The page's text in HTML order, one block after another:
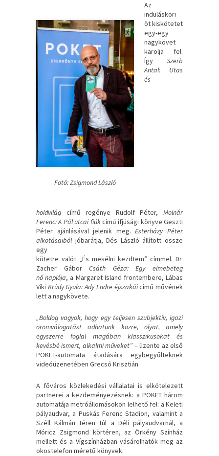
Fotó: Zsigmond László
Az
induláskori
öt kiskötetet
egy-egy
nagykövet
karolja fel.
Így Szerb
Antal: Utas
és
holdvilág című regénye Rudolf Péter,Molnár
Ferenc: A Pál utcai fiúkcímű ifjúsági könyve Geszti
Péter ajánlásával jelenik meg.Esterházy Péter
alkotásaibóljóbarátja, Dés László állított össze
egy
kötetre valót „És mesélni kezdtem” címmel. Dr.
Zacher GáborCsáth Géza: Egy elmebeteg
nő naplója, a Margaret Island frontembere, Lábas
Viki Krúdy Gyula: Ady Endre éjszakáicímű művének
lett a nagykövete.
„Boldog vagyok, hogy egy teljesen szubjektív, igazi
örömválogatást adhatunk közre, olyat, amely
egyszerre foglal magában klasszikusokat és
kevésbé ismert, alkalmi műveket” – üzente az első
POKET-automata átadására egybegyűlteknek
videóüzenetében Grecsó Krisztián.
A főváros közlekedési vállalatai is elkötelezett
partnerei a kezdeményezésnek: a POKET három
automatája metróállomásokon lelhető fel: a Keleti
pályaudvar, a Puskás Ferenc Stadion, valamint a
Széll Kálmán téren túl a Déli pályaudvarnál, a
Móricz Zsigmond körtéren, az Örkény Színház
mellett és a Vígszínházban vásárolhatók meg az
okostelefon méretű könyvek.